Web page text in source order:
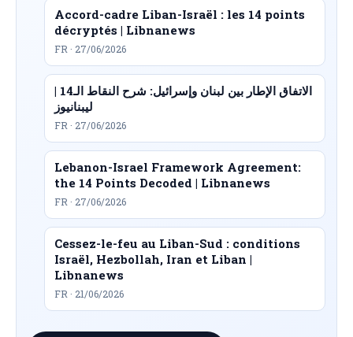
Accord-cadre Liban-Israël : les 14 points
décryptés | Libnanews
FR · 27/06/2026
الاتفاق الإطار بين لبنان وإسرائيل: شرح النقاط الـ14 |
ليبنانيوز
FR · 27/06/2026
Lebanon-Israel Framework Agreement:
the 14 Points Decoded | Libnanews
FR · 27/06/2026
Cessez-le-feu au Liban-Sud : conditions
Israël, Hezbollah, Iran et Liban |
Libnanews
FR · 21/06/2026